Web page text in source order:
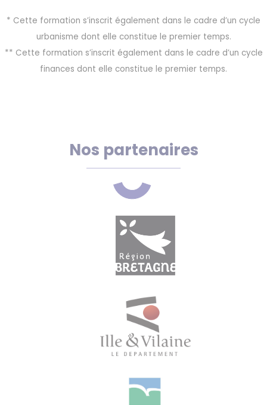
* Cette formation s’inscrit également dans le cadre d’un cycle
urbanisme dont elle constitue le premier temps.
** Cette formation s’inscrit également dans le cadre d’un cycle
finances dont elle constitue le premier temps.
Nos partenaires